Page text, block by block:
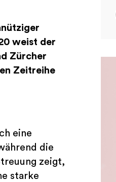
weist der
Zürcher
Zeitreihe
eine
die
zeigt,
starke